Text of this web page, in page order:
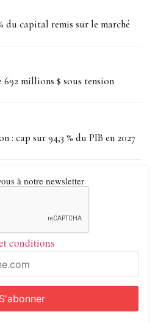
du capital remis sur le marché
692 millions $ sous tension
: cap sur 94,3 % du PIB en 2027
à notre newsletter
conditions